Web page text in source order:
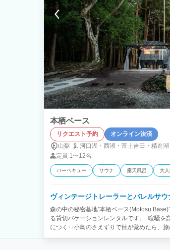
本栖ベース
リクエスト予約
オンライン決済
山梨
河口湖・ 西湖・ 富士吉田・ 精進湖
定員 1〜12名
バーベキュー サウナ 露天風呂 大
森の中の秘密基地”本栖ベース(Motosu
る貸切バケーションレンタルです。 喧騒を
につく‥小鳥のさえずりで目が覚めたら、